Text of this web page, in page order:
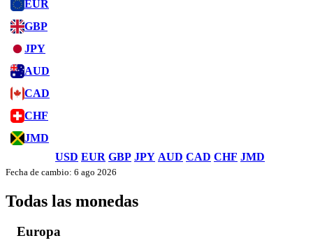
EUR
GBP
JPY
AUD
CAD
CHF
JMD
USD EUR GBP JPY AUD CAD CHF JMD
Fecha de cambio: 6 ago 2026
Todas las monedas
Europa